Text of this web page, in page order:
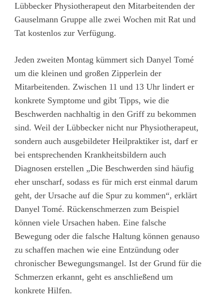
Lübbecker Physiotherapeut den Mitarbeitenden der
Gauselmann Gruppe alle zwei Wochen mit Rat und
Tat kostenlos zur Verfügung.
Jeden zweiten Montag kümmert sich Danyel Tomé
um die kleinen und großen Zipperlein der
Mitarbeitenden. Zwischen 11 und 13 Uhr lindert er
konkrete Symptome und gibt Tipps, wie die
Beschwerden nachhaltig in den Griff zu bekommen
sind. Weil der Lübbecker nicht nur Physiotherapeut,
sondern auch ausgebildeter Heilpraktiker ist, darf er
bei entsprechenden Krankheitsbildern auch
Diagnosen erstellen „Die Beschwerden sind häufig
eher unscharf, sodass es für mich erst einmal darum
geht, der Ursache auf die Spur zu kommen“, erklärt
Danyel Tomé. Rückenschmerzen zum Beispiel
können viele Ursachen haben. Eine falsche
Bewegung oder die falsche Haltung können genauso
zu schaffen machen wie eine Entzündung oder
chronischer Bewegungsmangel. Ist der Grund für die
Schmerzen erkannt, geht es anschließend um
konkrete Hilfen.